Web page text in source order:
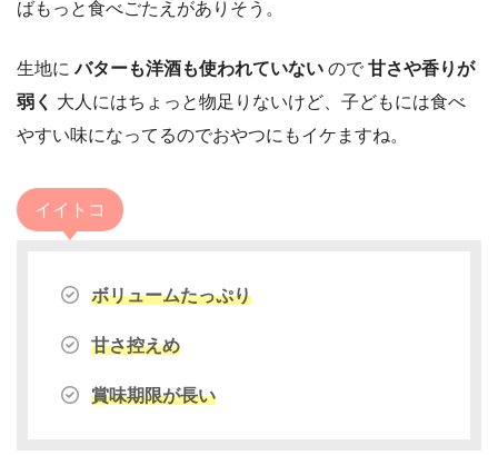
ばもっと食べごたえがありそう。
生地にバターも洋酒も使われていない ので 甘さや香りが
弱く 大人にはちょっと物足りないけど、子どもには食べ
やすい味になってるのでおやつにもイケますね。
イイトコ
ボリュームたっぷり
甘さ控えめ
賞味期限が長い